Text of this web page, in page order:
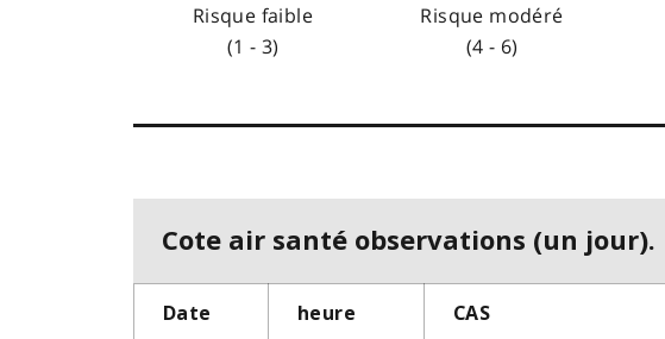
Risque faible
(1 - 3)
Risque modéré
(4 - 6)
Cote air santé observations (un jour).
Date heure CAS